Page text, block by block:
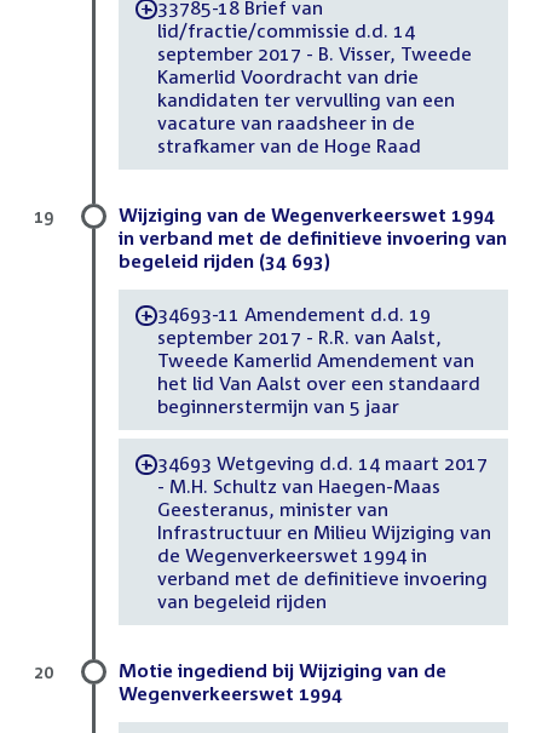
-33785-18 Brief van
lid/fractie/commissie d.d. 14
september 2017 - B. Visser, Tweede
Kamerlid Voordracht van drie
kandidaten ter vervulling van een
vacature van raadsheer in de
strafkamer van de Hoge Raad
Wijziging van de Wegenverkeerswet 1994
in verband met de definitieve invoering van
begeleid rijden (34 693)
-34693-11 Amendement d.d. 19
september 2017 - R.R. van Aalst,
Tweede Kamerlid Amendement van
het lid Van Aalst over een standaard
beginnerstermijn van 5 jaar
-34693 Wetgeving d.d. 14 maart 2017
- M.H. Schultz van Haegen-Maas
Geesteranus, minister van
Infrastructuur en Milieu Wijziging van
de Wegenverkeerswet 1994 in
verband met de definitieve invoering
van begeleid rijden
19
Motie ingediend bij Wijziging van de
Wegenverkeerswet 1994
20